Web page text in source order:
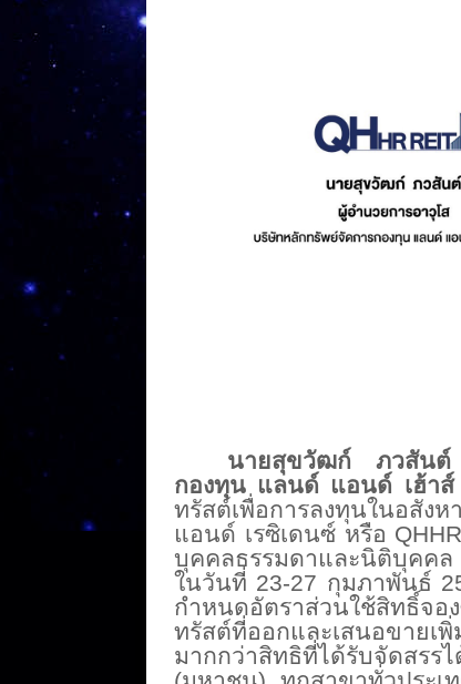
นายสุขวัฒก์ ภวสันต์
กองทุน แลนด์ แอนด์ เฮ้า
ทรัสต์เพื่อการลงทุนในอสังห
แอนด์ เรซิเดนซ์ หรือ
บุคคลธรรมดาและนิติบุคคล
ในวันที่ 23-27 กุมภาพันธ์
กำหนดอัตราส่วนใช้สิทธิ์จอ
ทรัสต์ที่ออกและเสนอขายเพิ่
มากกว่าสิทธิที่ได้รับจัดสรร